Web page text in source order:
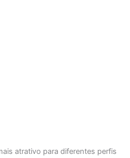
atrativo para diferentes perfis